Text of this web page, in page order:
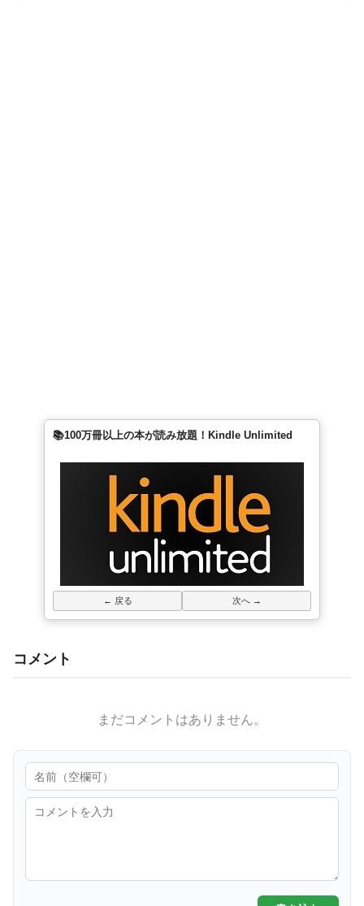
📚100万冊以上の本が読み放題！Kindle Unlimited
← 戻る 次へ →
コメント
まだコメントはありません。